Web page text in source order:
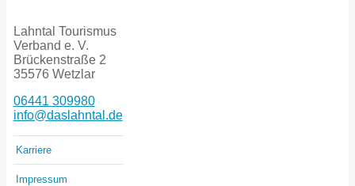
Lahntal Tourismus
Verband e. V.
Brückenstraße 2
35576 Wetzlar
06441 309980
info@daslahntal.de
Karriere
Impressum